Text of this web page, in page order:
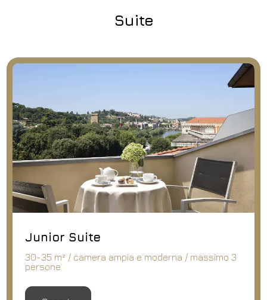
Suite
/ massimo 3
50 m² / vista panoramica /